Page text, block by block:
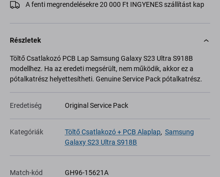
A fenti megrendelésekre 20 000 Ft INGYENES szállítást kap
Részletek
Töltő Csatlakozó PCB Lap Samsung Galaxy S23 Ultra S918B
modellhez. Ha az eredeti megsérült, nem működik, akkor ez a
pótalkatrész helyettesítheti. Genuine Service Pack pótalkatrész.
Eredetiség Original Service Pack
Kategóriák Töltő Csatlakozó + PCB Alaplap, Samsung
Galaxy S23 Ultra S918B
Match-kód GH96-15621A